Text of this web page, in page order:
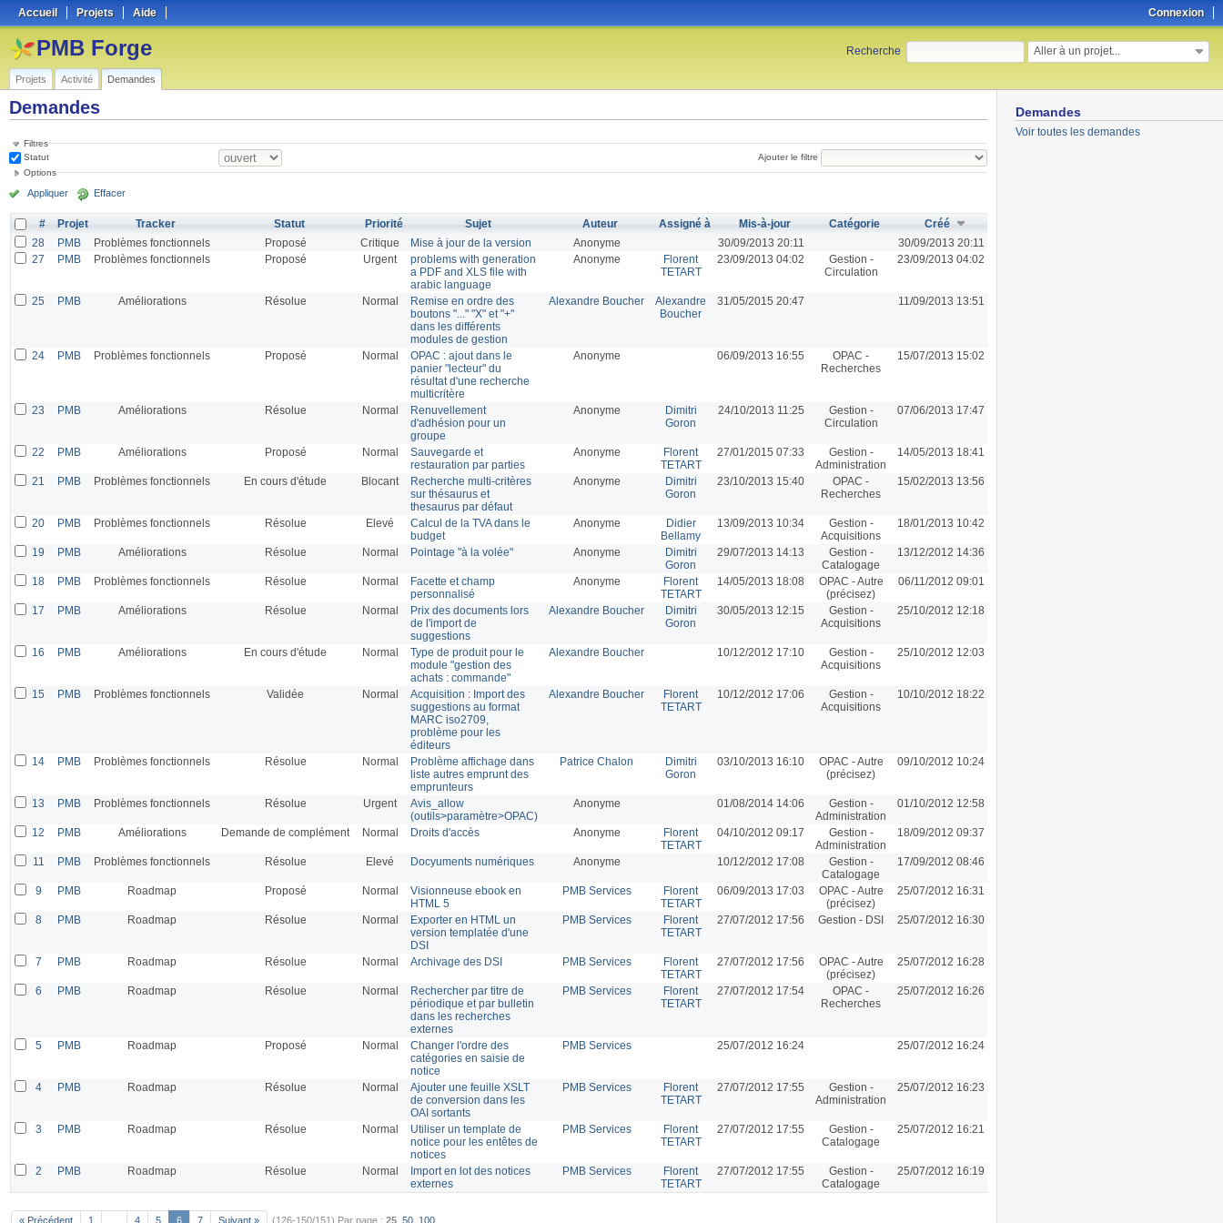
Connexion
Accueil Projets Aide
Recherche: Aller à un projet...
PMB Forge
Projets Activité Demandes
Demandes
Voir toutes les demandes
Demandes
Filtres
Statut
Ajouter le filtre
Options
Appliquer Effacer
# Projet Tracker Statut Priorité Sujet Auteur Assigné à Mis-à-jour Catégorie
Créé
28
PMB Problèmes fonctionnels Proposé Critique Mise à jour de la version Anonyme 30/09/2013 20:11
30/09/2013 20:11
27
PMB Problèmes fonctionnels Proposé Urgent
problems with generation
a PDF and XLS file with
arabic language
Anonyme
Florent
TETART
23/09/2013 04:02
Gestion -
Circulation
23/09/2013 04:02
25 PMB Améliorations Résolue Normal
Remise en ordre des
boutons "..." "X" et "+"
dans les différents
modules de gestion
Alexandre Boucher
Alexandre
Boucher
31/05/2015 20:47 11/09/2013 13:51
24 PMB Problèmes fonctionnels Proposé Normal
OPAC : ajout dans le
panier "lecteur" du
résultat d'une recherche
multicritère
Anonyme 06/09/2013 16:55
OPAC -
Recherches
15/07/2013 15:02
23 PMB Améliorations Résolue Normal
Renuvellement
d'adhésion pour un
groupe
Anonyme
Dimitri
Goron
24/10/2013 11:25
Gestion -
Circulation
07/06/2013 17:47
22 PMB Améliorations Proposé Normal
Sauvegarde et
restauration par parties
Anonyme
Florent
TETART
27/01/2015 07:33
Gestion -
Administration
14/05/2013 18:41
21 PMB Problèmes fonctionnels En cours d'étude Blocant
Recherche multi-critères
sur thésaurus et
thesaurus par défaut
Anonyme
Dimitri
Goron
23/10/2013 15:40
OPAC -
Recherches
15/02/2013 13:56
20 PMB Problèmes fonctionnels Résolue Elevé
Calcul de la TVA dans le
budget
Anonyme
Didier
Bellamy
13/09/2013 10:34
Gestion -
Acquisitions
18/01/2013 10:42
19 PMB Améliorations Résolue Normal Pointage "à la volée" Anonyme
Dimitri
Goron
29/07/2013 14:13
Gestion -
Catalogage
13/12/2012 14:36
18 PMB Problèmes fonctionnels Résolue Normal
Facette et champ
personnalisé
Anonyme
Florent
TETART
14/05/2013 18:08
OPAC - Autre
(précisez)
06/11/2012 09:01
17 PMB Améliorations Résolue Normal
Prix des documents lors
de l'import de
suggestions
Alexandre Boucher
Dimitri
Goron
30/05/2013 12:15
Gestion -
Acquisitions
25/10/2012 12:18
16 PMB Améliorations En cours d'étude Normal
Type de produit pour le
module "gestion des
achats : commande"
Alexandre Boucher 10/12/2012 17:10
Gestion -
Acquisitions
25/10/2012 12:03
15 PMB Problèmes fonctionnels Validée Normal
Acquisition : Import des
suggestions au format
MARC iso2709,
problème pour les
éditeurs
Alexandre Boucher
Florent
TETART
10/12/2012 17:06
Gestion -
Acquisitions
10/10/2012 18:22
14 PMB Problèmes fonctionnels Résolue Normal
Problème affichage dans
liste autres emprunt des
emprunteurs
Patrice Chalon
Dimitri
Goron
03/10/2013 16:10
OPAC - Autre
(précisez)
09/10/2012 10:24
13 PMB Problèmes fonctionnels Résolue Urgent
Avis_allow
(outils>paramètre>OPAC)
Anonyme 01/08/2014 14:06
Gestion -
Administration
01/10/2012 12:58
12 PMB Améliorations Demande de complément Normal Droits d'accès Anonyme
Florent
TETART
04/10/2012 09:17
Gestion -
Administration
18/09/2012 09:37
11 PMB Problèmes fonctionnels Résolue Elevé Docyuments numériques Anonyme 10/12/2012 17:08
Gestion -
Catalogage
17/09/2012 08:46
9 PMB Roadmap Proposé Normal
Visionneuse ebook en
HTML 5
PMB Services
Florent
TETART
06/09/2013 17:03
OPAC - Autre
(précisez)
25/07/2012 16:31
8 PMB Roadmap Résolue Normal
Exporter en HTML un
version templatée d'une
DSI
PMB Services
Florent
TETART
27/07/2012 17:56 Gestion - DSI 25/07/2012 16:30
7 PMB Roadmap Résolue Normal Archivage des DSI PMB Services
Florent
TETART
27/07/2012 17:56
OPAC - Autre
(précisez)
25/07/2012 16:28
6 PMB Roadmap Résolue Normal
Rechercher par titre de
périodique et par bulletin
dans les recherches
externes
PMB Services
Florent
TETART
27/07/2012 17:54
OPAC -
Recherches
25/07/2012 16:26
5 PMB Roadmap Proposé Normal
Changer l'ordre des
catégories en saisie de
notice
PMB Services 25/07/2012 16:24 25/07/2012 16:24
4 PMB Roadmap Résolue Normal
Ajouter une feuille XSLT
de conversion dans les
OAI sortants
PMB Services
Florent
TETART
27/07/2012 17:55
Gestion -
Administration
25/07/2012 16:23
3 PMB Roadmap Résolue Normal
Utiliser un template de
notice pour les entêtes de
notices
PMB Services
Florent
TETART
27/07/2012 17:55
Gestion -
Catalogage
25/07/2012 16:21
2 PMB Roadmap Résolue Normal
Import en lot des notices
externes
PMB Services
Florent
TETART
27/07/2012 17:55
Gestion -
Catalogage
25/07/2012 16:19
« Précédent 1 4 5 6 7 Suivant » (126-150/151) Par page : 25 50 100